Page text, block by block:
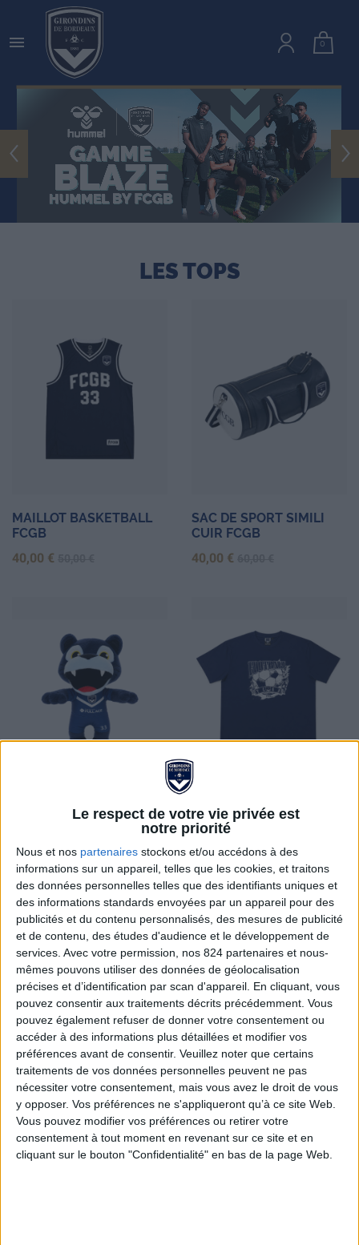
Le respect de votre vie privée est
notre priorité
Nous et nos partenaires stockons et/ou accédons à des
informations sur un appareil, telles que les cookies, et traitons
des données personnelles telles que des identifiants uniques et
des informations standards envoyées par un appareil pour des
publicités et du contenu personnalisés, des mesures de publicité
et de contenu, des études d'audience et le développement de
services. Avec votre permission, nos 824 partenaires et nous-
mêmes pouvons utiliser des données de géolocalisation
précises et d’identification par scan d'appareil. En cliquant, vous
pouvez consentir aux traitements décrits précédemment. Vous
pouvez également refuser de donner votre consentement ou
accéder à des informations plus détaillées et modifier vos
préférences avant de consentir. Veuillez noter que certains
traitements de vos données personnelles peuvent ne pas
nécessiter votre consentement, mais vous avez le droit de vous
y opposer. Vos préférences ne s'appliqueront qu’à ce site Web.
Vous pouvez modifier vos préférences ou retirer votre
consentement à tout moment en revenant sur ce site et en
cliquant sur le bouton "Confidentialité" en bas de la page Web.
 0
LES TOPS
MAILLOT BASKETBALL
FCGB
Prix
40,00 €
SAC DE SPORT SIMILI
CUIR FCGB
Prix
40,00 €
Peluche Bengi
Prix
28,00 €
T-SHIRT HERITAGE 90's
NAVY
Prix
20,00 €Prix de base
28,00 €